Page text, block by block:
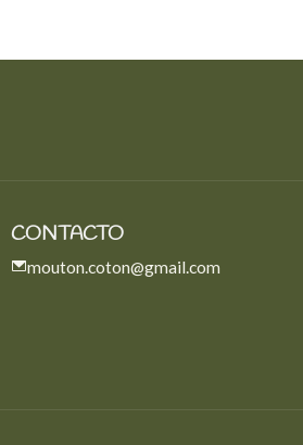
CONTACTO
mouton.coton@gmail.com